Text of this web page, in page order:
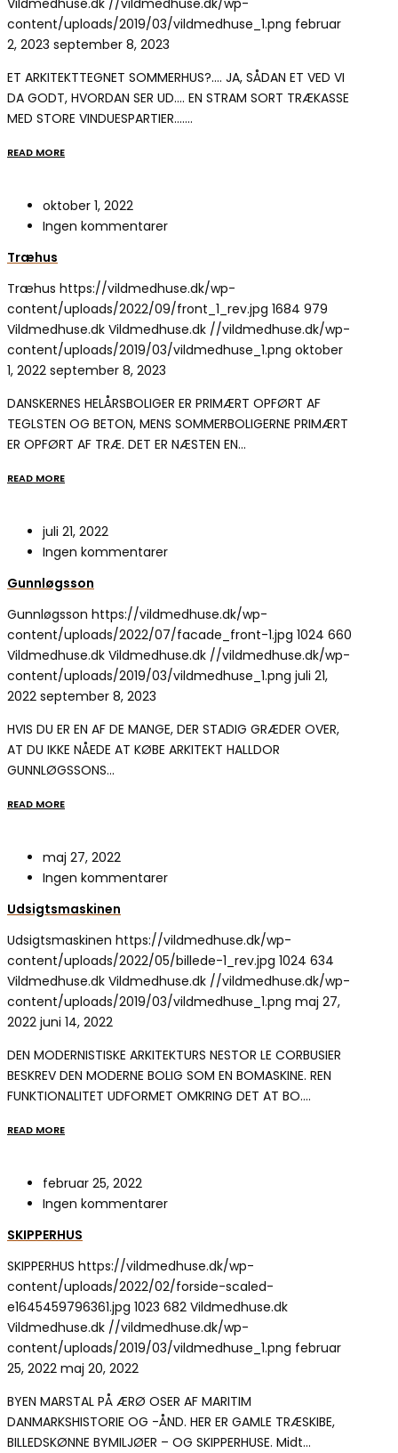
Vildmedhuse.dk //vildmedhuse.dk/wp-
content/uploads/2019/03/vildmedhuse_1.png februar
2, 2023 september 8, 2023
ET ARKITEKTTEGNET SOMMERHUS?…. JA, SÅDAN ET VED VI
DA GODT, HVORDAN SER UD…. EN STRAM SORT TRÆKASSE
MED STORE VINDUESPARTIER….…
READ MORE
oktober 1, 2022
Ingen kommentarer
Træhus
Træhus https://vildmedhuse.dk/wp-
content/uploads/2022/09/front_1_rev.jpg 1684 979
Vildmedhuse.dk Vildmedhuse.dk //vildmedhuse.dk/wp-
content/uploads/2019/03/vildmedhuse_1.png oktober
1, 2022 september 8, 2023
DANSKERNES HELÅRSBOLIGER ER PRIMÆRT OPFØRT AF
TEGLSTEN OG BETON, MENS SOMMERBOLIGERNE PRIMÆRT
ER OPFØRT AF TRÆ. DET ER NÆSTEN EN…
READ MORE
juli 21, 2022
Ingen kommentarer
Gunnløgsson
Gunnløgsson https://vildmedhuse.dk/wp-
content/uploads/2022/07/facade_front-1.jpg 1024 660
Vildmedhuse.dk Vildmedhuse.dk //vildmedhuse.dk/wp-
content/uploads/2019/03/vildmedhuse_1.png juli 21,
2022 september 8, 2023
HVIS DU ER EN AF DE MANGE, DER STADIG GRÆDER OVER,
AT DU IKKE NÅEDE AT KØBE ARKITEKT HALLDOR
GUNNLØGSSONS…
READ MORE
maj 27, 2022
Ingen kommentarer
Udsigtsmaskinen
Udsigtsmaskinen https://vildmedhuse.dk/wp-
content/uploads/2022/05/billede-1_rev.jpg 1024 634
Vildmedhuse.dk Vildmedhuse.dk //vildmedhuse.dk/wp-
content/uploads/2019/03/vildmedhuse_1.png maj 27,
2022 juni 14, 2022
DEN MODERNISTISKE ARKITEKTURS NESTOR LE CORBUSIER
BESKREV DEN MODERNE BOLIG SOM EN BOMASKINE. REN
FUNKTIONALITET UDFORMET OMKRING DET AT BO.…
READ MORE
februar 25, 2022
Ingen kommentarer
SKIPPERHUS
SKIPPERHUS https://vildmedhuse.dk/wp-
content/uploads/2022/02/forside-scaled-
e1645459796361.jpg 1023 682 Vildmedhuse.dk
Vildmedhuse.dk //vildmedhuse.dk/wp-
content/uploads/2019/03/vildmedhuse_1.png februar
25, 2022 maj 20, 2022
BYEN MARSTAL PÅ ÆRØ OSER AF MARITIM
DANMARKSHISTORIE OG -ÅND. HER ER GAMLE TRÆSKIBE,
BILLEDSKØNNE BYMILJØER – OG SKIPPERHUSE. Midt…